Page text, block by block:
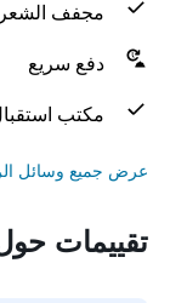
مجفف الشعر
دفع سريع
مكتب استقبال
عرض جميع وسائل
تقييمات